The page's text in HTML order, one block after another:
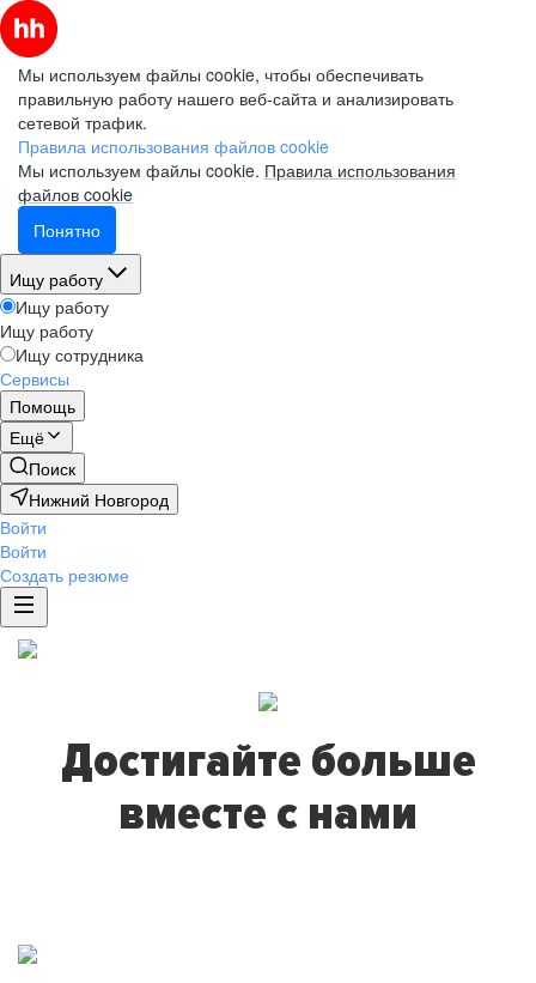
Мы используем файлы cookie, чтобы обеспечивать
правильную работу нашего веб-сайта и анализировать
сетевой трафик.
Правила использования файлов cookie
Мы используем файлы cookie. Правила использования
файлов cookie
Понятно
Ищу работу
Ищу работу
Ищу работу
Ищу сотрудника
Сервисы
Помощь
Ещё
Поиск
Нижний Новгород
Войти
Войти
Создать резюме
Достигайте больше
вместе с нами